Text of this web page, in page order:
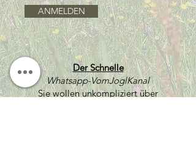
ANMELDEN
Der Schnelle
Whatsapp-VomJoglKanal
Sie wollen unkompliziert über